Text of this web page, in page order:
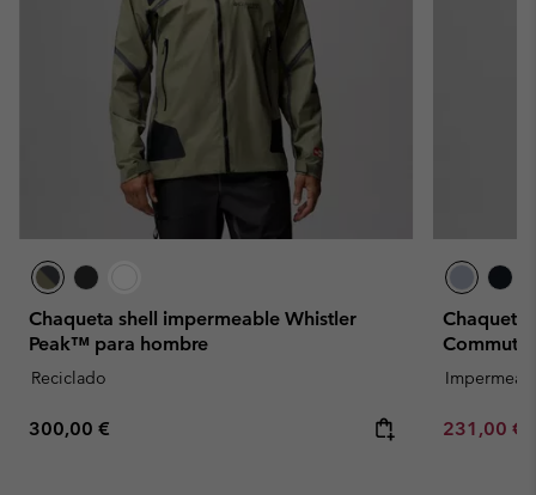
Chaqueta shell impermeable Whistler
Peak™ para hombre
Reciclado
Regular price:
300,00 €
Chaqueta
Minimum
231,00 €